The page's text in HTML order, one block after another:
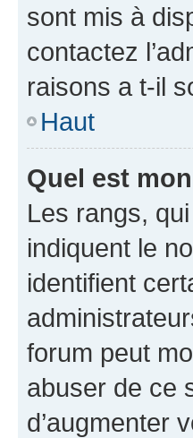
sont mis à
contactez
raisons a t-il
Haut
Quel est
Les rangs,
indiquent le
identifient
forum peut
abuser de ce
d’augmenter